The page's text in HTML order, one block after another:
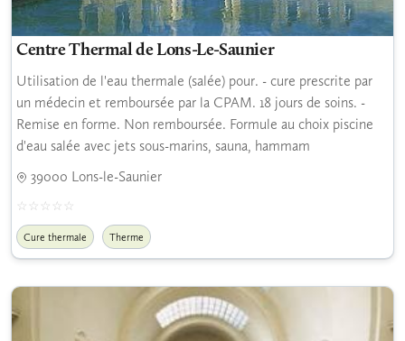
Centre Thermal de Lons-Le-Saunier
Utilisation de l'eau thermale (salée) pour. - cure prescrite par
un médecin et remboursée par la CPAM. 18 jours de soins. -
Remise en forme. Non remboursée. Formule au choix piscine
d'eau salée avec jets sous-marins, sauna, hammam
39000 Lons-le-Saunier
Cure thermale Therme